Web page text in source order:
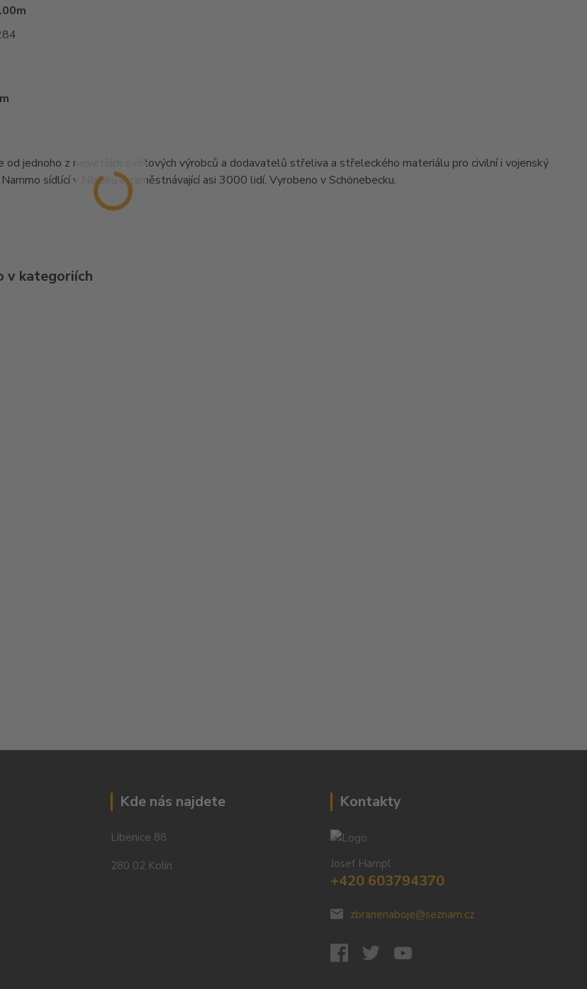
od jednoho z největších světových výrobců a dodavatelů střeliva a střeleckého materiálu pro civilní i vojenský
sídlící v Norsku a zaměstnávající asi 3000 lidí. Vyrobeno v Schönebecku.
v kategoriích
Kde nás najdete
Libenice 88
280 02 Kolín
Kontakty
Josef Hampl
+420 603794370
zbranenaboje@seznam.cz